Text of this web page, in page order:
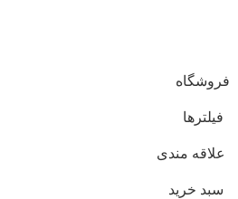
فروشگاه
فیلترها
علاقه مندی
سبد خرید